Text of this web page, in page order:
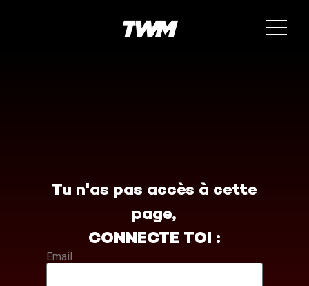
Tu n'as pas accès à cette
page,
CONNECTE TOI :
Email